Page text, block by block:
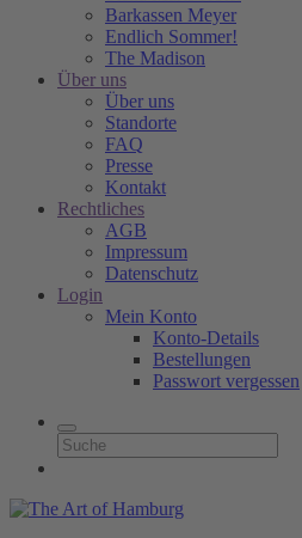
Barkassen Meyer
Endlich Sommer!
The Madison
Über uns
Über uns
Standorte
FAQ
Presse
Kontakt
Rechtliches
AGB
Impressum
Datenschutz
Login
Mein Konto
Konto-Details
Bestellungen
Passwort vergessen